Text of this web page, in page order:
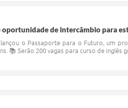
de intercâmbio para
o Passaporte para o Futuro, um
📚 Serão 200 vagas para curso de inglês